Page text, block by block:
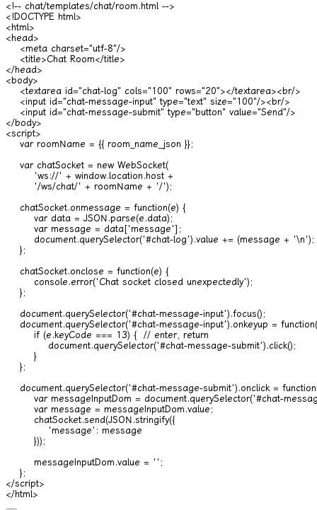
<!-- chat/templates/chat/room.html -->
<!DOCTYPE html>
<html>
<head>
    <meta charset="utf-8"/>
    <title>Chat Room</title>
</head>
<body>
    <textarea id="chat-log" cols="100" rows="20"></textarea><br/>
    <input id="chat-message-input" type="text" size="100"/><br/>
    <input id="chat-message-submit" type="button" value="Send"/>
</body>
<script>
    var roomName = {{ room_name_json }};
    var chatSocket = new WebSocket(
        'ws://' + window.location.host +
        '/ws/chat/' + roomName + '/');
    chatSocket.onmessage = function(e) {
        var data = JSON.parse(e.data);
        var message = data['message'];
        document.querySelector('#chat-log').value += (message + '\n');
    };
    chatSocket.onclose = function(e) {
        console.error('Chat socket closed unexpectedly');
    };
    document.querySelector('#chat-message-input').focus();
document.querySelector('#chat-message-input').onkeyup =
        if (e.keyCode === 13) {  // enter, return
            document.querySelector('#chat-message-submit').click();
        }
    };
document.querySelector('#chat-message-submit').onclick =
var messageInputDom = document.querySelector('#chat-
        var message = messageInputDom.value;
        chatSocket.send(JSON.stringify({
            'message': message
        }));
        messageInputDom.value = '';
    };
</script>
</html>